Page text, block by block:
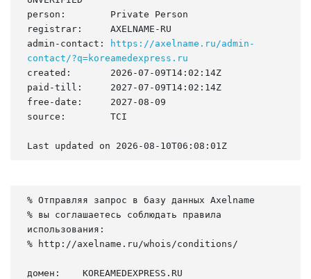
person:        Private Person
registrar:     AXELNAME-RU
admin-contact:
https://axelname.ru/admin-
contact/?q=koreamedexpress.ru
created:       2026-07-09T14:02:14Z
paid-till:     2027-07-09T14:02:14Z
free-date:     2027-08-09
source:        TCI
Last updated on 2026-08-10T06:08:01Z
% Отправляя запрос в базу данных Axelname
% вы соглашаетесь соблюдать правила
использования:
% http://axelname.ru/whois/conditions/
домен:    KOREAMEDEXPRESS.RU